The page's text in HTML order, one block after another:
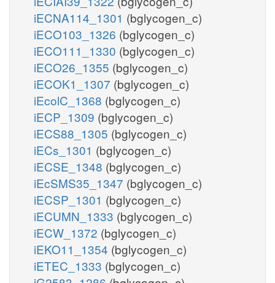
iECNA114_1301 (bglycogen_c)
iECO103_1326 (bglycogen_c)
iECO111_1330 (bglycogen_c)
iECO26_1355 (bglycogen_c)
iECOK1_1307 (bglycogen_c)
iEcolC_1368 (bglycogen_c)
iECP_1309 (bglycogen_c)
iECS88_1305 (bglycogen_c)
iECs_1301 (bglycogen_c)
iECSE_1348 (bglycogen_c)
iEcSMS35_1347 (bglycogen_c)
iECSP_1301 (bglycogen_c)
iECUMN_1333 (bglycogen_c)
iECW_1372 (bglycogen_c)
iEKO11_1354 (bglycogen_c)
iETEC_1333 (bglycogen_c)